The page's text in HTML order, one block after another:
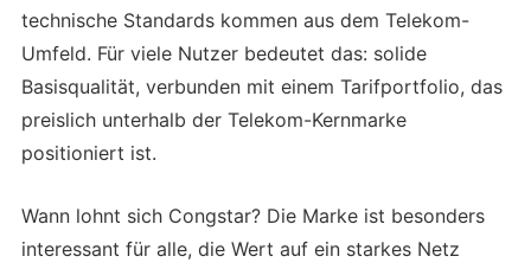
technische Standards kommen aus dem Telekom-
Umfeld. Für viele Nutzer bedeutet das: solide
Basisqualität, verbunden mit einem Tarifportfolio, das
preislich unterhalb der Telekom-Kernmarke
positioniert ist.
Wann lohnt sich Congstar? Die Marke ist besonders
interessant für alle, die Wert auf ein starkes Netz